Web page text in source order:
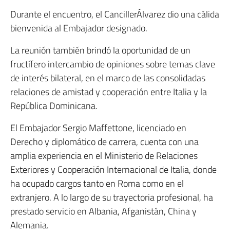
Durante el encuentro, el CancillerÁlvarez dio una cálida
bienvenida al Embajador designado.
La reunión también brindó la oportunidad de un
fructífero intercambio de opiniones sobre temas clave
de interés bilateral, en el marco de las consolidadas
relaciones de amistad y cooperación entre Italia y la
República Dominicana.
El Embajador Sergio Maffettone, licenciado en
Derecho y diplomático de carrera, cuenta con una
amplia experiencia en el Ministerio de Relaciones
Exteriores y Cooperación Internacional de Italia, donde
ha ocupado cargos tanto en Roma como en el
extranjero. A lo largo de su trayectoria profesional, ha
prestado servicio en Albania, Afganistán, China y
Alemania.